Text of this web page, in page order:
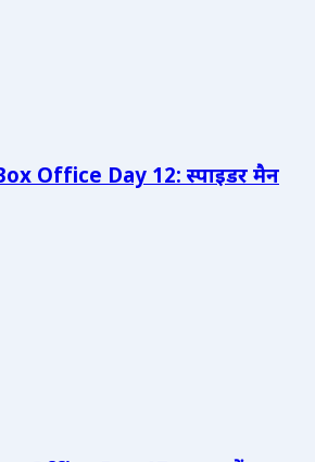
Office Day 12: स्पाइडर मैन